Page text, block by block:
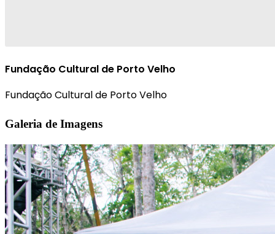
Fundação Cultural de Porto Velho
Fundação Cultural de Porto Velho
Galeria de Imagens